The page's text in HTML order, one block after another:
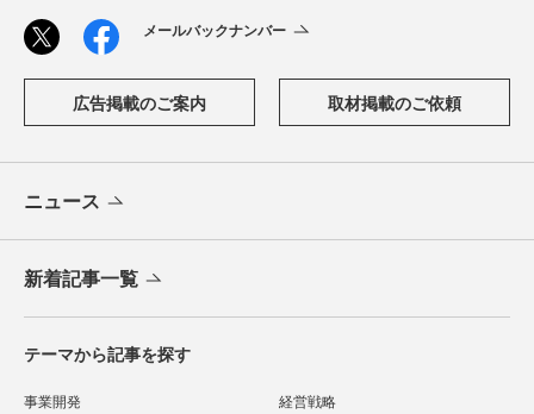
メールバックナンバー
広告掲載のご案内 取材掲載のご依頼
ニュース
新着記事一覧
テーマから記事を探す
事業開発 経営戦略